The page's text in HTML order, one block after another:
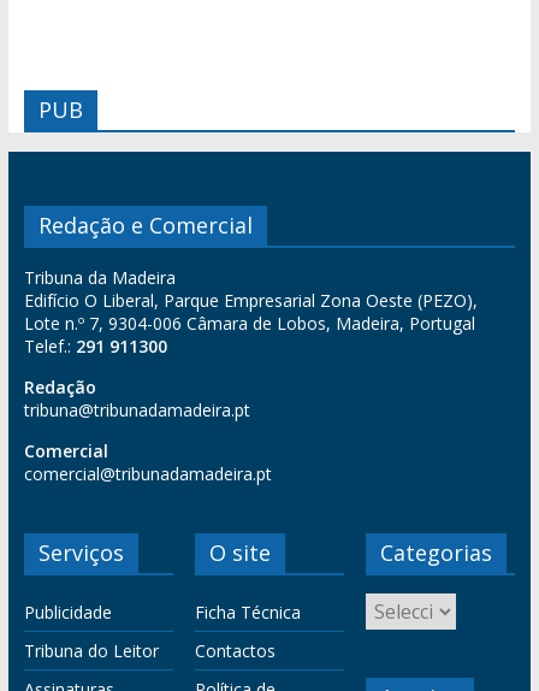
PUB
Redação e Comercial
Tribuna da Madeira
Edifício O Liberal, Parque Empresarial Zona Oeste (PEZO),
Lote n.º 7, 9304-006 Câmara de Lobos, Madeira, Portugal
Telef.: 291 911300
Redação
tribuna@tribunadamadeira.pt
Comercial
comercial@tribunadamadeira.pt
Serviços
Publicidade
Tribuna do Leitor
O site
Ficha Técnica
Contactos
Categorias